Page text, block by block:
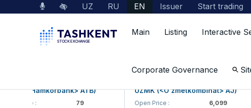
UZ RU EN Issuer Start trading
Main Listing Interactive
Corporate Governance
Company Information
(<Hamkorbank> ATB) UZMK (<O'zmetkombinat> AJ)
Open Price :
6,099